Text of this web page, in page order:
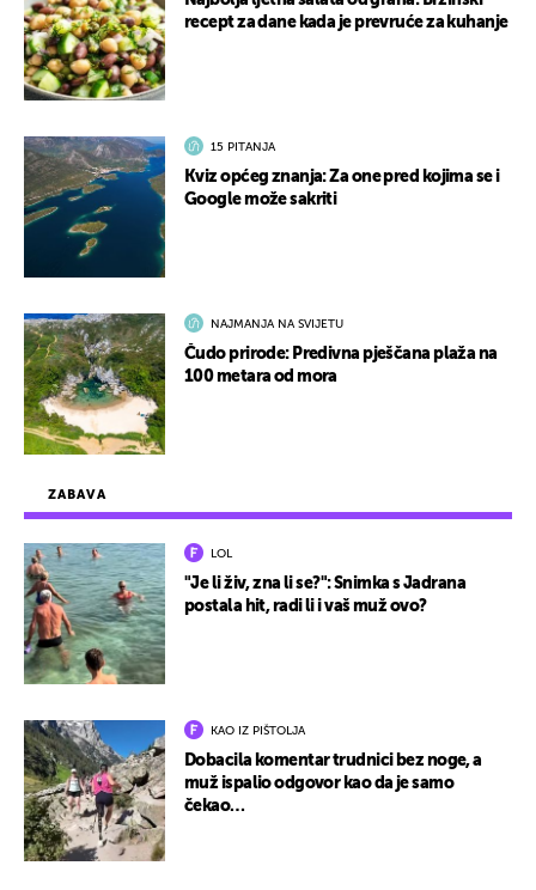
ZABAVA
LOL
"Je li živ, zna li se?": Snimka s Jadrana
postala hit, radi li i vaš muž ovo?
KAO IZ PIŠTOLJA
Dobacila komentar trudnici bez noge, a
muž ispalio odgovor kao da je samo
čekao…
recept za dane kada je prevruće za kuhanje
15 PITANJA
Kviz općeg znanja: Za one pred kojima se i
Google može sakriti
NAJMANJA NA SVIJETU
Čudo prirode: Predivna pješčana plaža na
100 metara od mora